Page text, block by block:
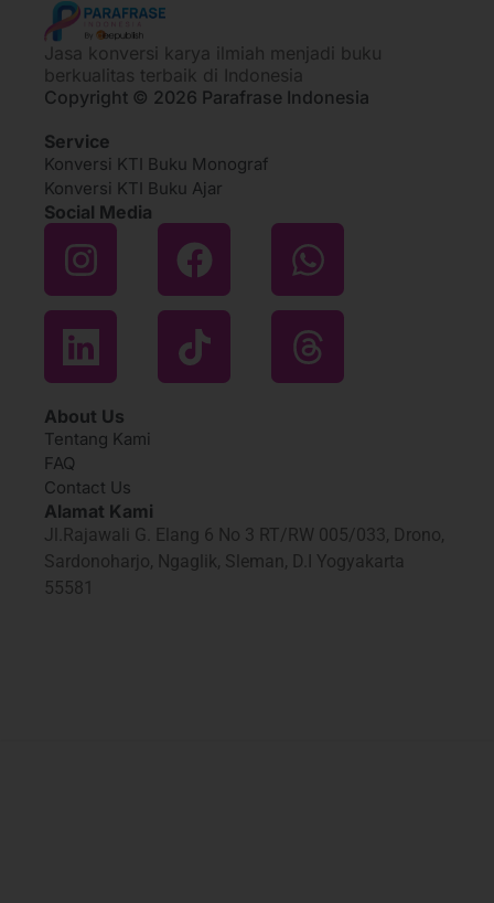
Jasa konversi karya ilmiah menjadi buku
berkualitas terbaik di Indonesia
Copyright © 2026 Parafrase Indonesia
Service
Konversi KTI Buku Monograf
Konversi KTI Buku Ajar
Social Media
About Us
Tentang Kami
FAQ
Contact Us
Alamat Kami
Jl.Rajawali G. Elang 6 No 3 RT/RW 005/033, Drono,
Sardonoharjo, Ngaglik, Sleman, D.I Yogyakarta
55581